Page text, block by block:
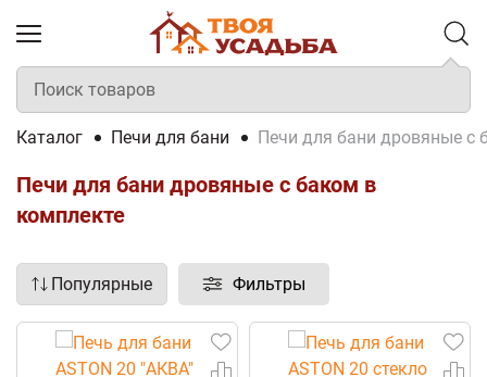
Каталог Печи для бани Печи для бани дровяные с
Печи для бани дровяные с баком в
комплекте
Популярные Фильтры